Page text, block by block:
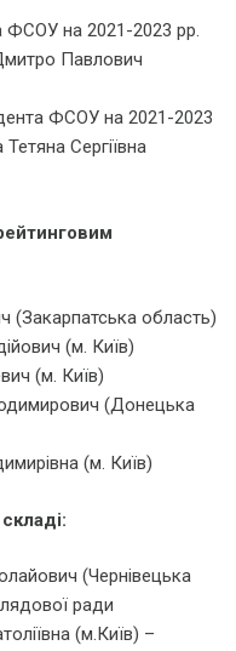
ФСОУ на 2021-2023 рр.
Павлович
ФСОУ на 2021-2023
Сергіївна
(Закарпатська область)
(м. Київ)
(м. Київ)
(Донецька
(м. Київ)
(Чернівецька
ради
(м.Київ) –